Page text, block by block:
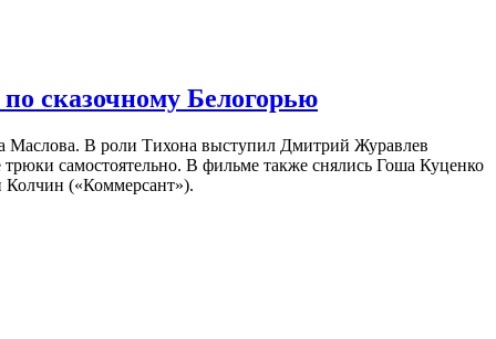
сказочному Белогорью
Маслова. В роли Тихона выступил Дмитрий Журавлев
самостоятельно. В фильме также снялись Гоша Куценко
(«Коммерсант»).